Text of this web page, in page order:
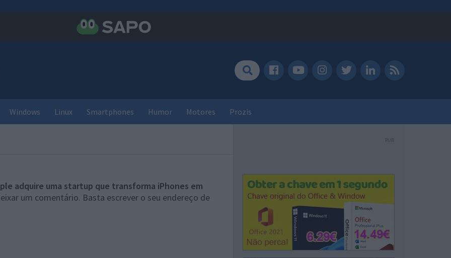
Windows Linux Smartphones Humor Motores Prozis
adquire uma startup que transforma iPhones em
um comentário. Basta escrever o seu endereço de
PUB